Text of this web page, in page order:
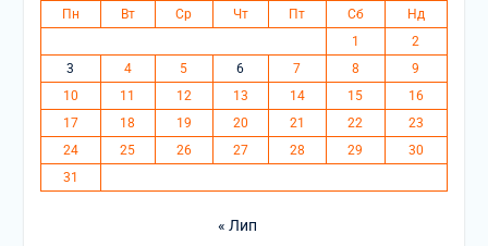
Пн Вт Ср Чт Пт Сб
Нд
1
2
3
4 5 6 7 8
9
10
11 12 13 14 15
16
17
18 19 20 21 22
23
24
25 26 27 28 29
30
31
« Лип